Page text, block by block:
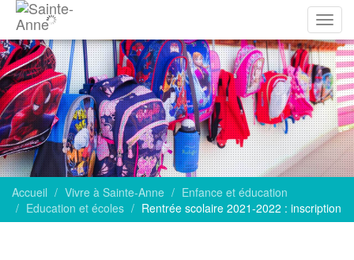
la
Accueil Vivre à Sainte-Anne
Enfance et éducation
Education et écoles
Rentrée scolaire 2021-2022 : inscription